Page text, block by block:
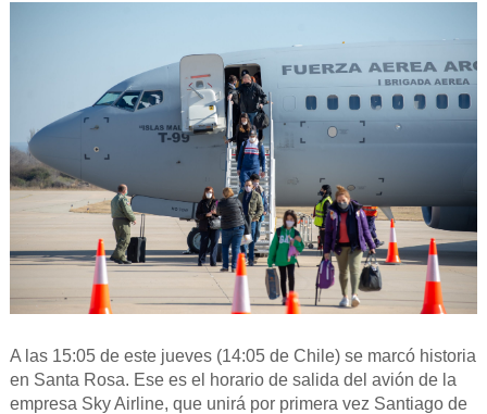
A las 15:05 de este jueves (14:05 de Chile) se marcó historia
en Santa Rosa. Ese es el horario de salida del avión de la
empresa Sky Airline, que unirá por primera vez Santiago de